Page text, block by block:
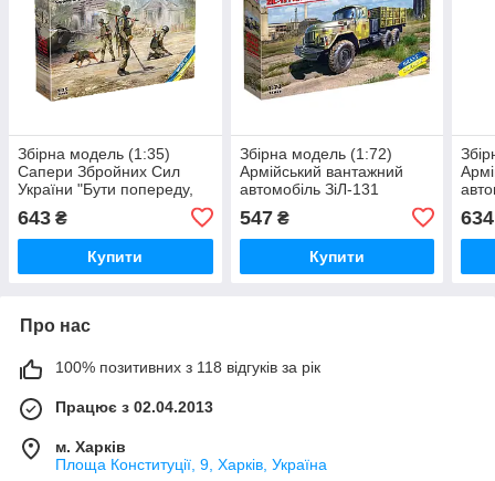
Збірна модель (1:35)
Сапери Збройних Сил
України "Бути попереду,
643 ₴
Купити
Збірна модель (1:72)
Армійський вантажний
автомобіль ЗіЛ-131
547₴
Купити
634
Про нас
100% позитивних з 118 відгуків за рік
Працює з 02.04.2013
м. Харків
Площа Конституції, 9, Харків, Україна